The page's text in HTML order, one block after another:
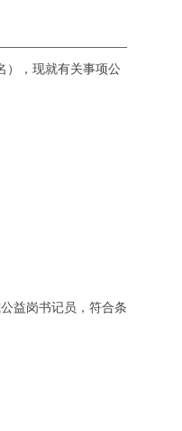
），现就有关事项公
益岗书记员，符合条